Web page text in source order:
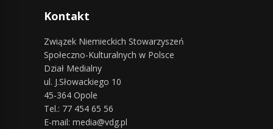
Kontakt
Związek Niemieckich Stowarzyszeń
Społeczno-Kulturalnych w Polsce
Dział Medialny
ul. J.Słowackiego 10
45-364 Opole
Tel.: 77 454 65 56
E-mail: media@vdg.pl